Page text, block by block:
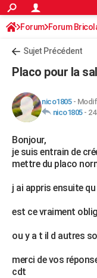
ACTUALITÉS
Politique
Société
Faits Divers
Education
Monde
Villes
+
Retraite
Impôts
Epargne
Immobilier
Risques naturels par
Banque
Assurance
Crédit
AUTO
HIGH-TECH
Mobiles
Meilleur smartphone
Internet
Ordinateurs
Jeux vidéo
Guide high-tech
+BRICOLAGE
Forum
Aménagement intérieur
Extérieur
Cuisine
Salle de bains
Jardinage
Rangement
WEEK-END
Guides de France
Escapades
Patrimoine
Expositions
Musées
Week-end nature
LIFESTYLE
Art de vivre
Modes de vie
SANTE
Alimentation
Guide de la santé
Maladies
Médicaments
Sommeil
VOYAGE
Forum Forum
Sujet Précédent
Placo pour la
nico1805-
nico1805-
Bonjour,
je suis entrain de
mettre du placo
j ai appris ensuite
est ce vraiment
ou y a t il d autres
merci de vos
cdt